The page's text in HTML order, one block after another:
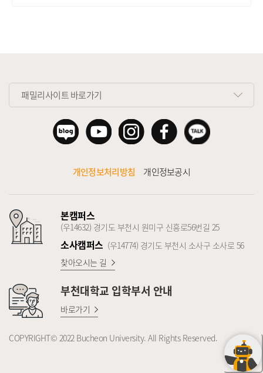
패밀리사이트 바로가기
개인정보처리방침 개인정보공시
본캠퍼스
(우14632) 경기도 부천시 원미구 신흥로56번길 25
소사캠퍼스 (우14774) 경기도 부천시 소사구 소사로 56
찾아오시는 길
부천대학교 입학부서 안내
바로가기
COPYRIGHT© 2022 Bucheon University. All Rights Reserved.